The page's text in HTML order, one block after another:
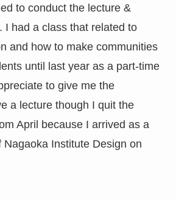
to conduct the lecture &
I had a class that related to
and how to make communities
until last year as a part-time
to give me the
a lecture though I quit the
April because I arrived as a
Institute Design on